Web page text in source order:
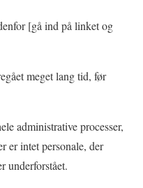
[gå ind på linket og
meget lang tid, før
administrative processer,
er intet personale, der
underforstået.